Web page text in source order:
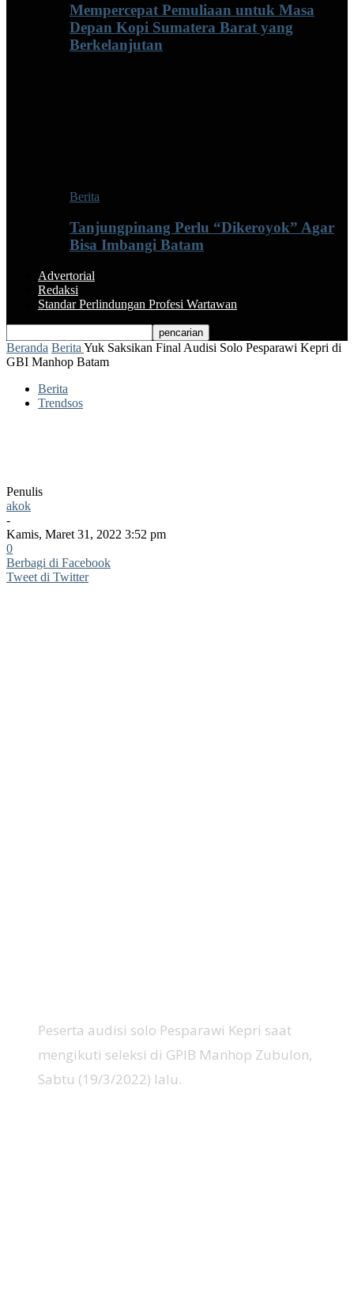
Mempercepat Pemuliaan untuk Masa
Depan Kopi Sumatera Barat yang
Berkelanjutan
Berita
Tanjungpinang Perlu “Dikeroyok” Agar
Bisa Imbangi Batam
Advertorial
Redaksi
Standar Perlindungan Profesi Wartawan
Beranda Berita Yuk Saksikan Final Audisi Solo Pesparawi Kepri di
GBI Manhop Batam
Berita
Trendsos
Penulis
akok
-
Kamis, Maret 31, 2022 3:52 pm
0
Berbagi di Facebook
Tweet di Twitter
Peserta audisi solo Pesparawi Kepri saat
mengikuti seleksi di GPIB Manhop Zubulon,
Sabtu (19/3/2022) lalu.